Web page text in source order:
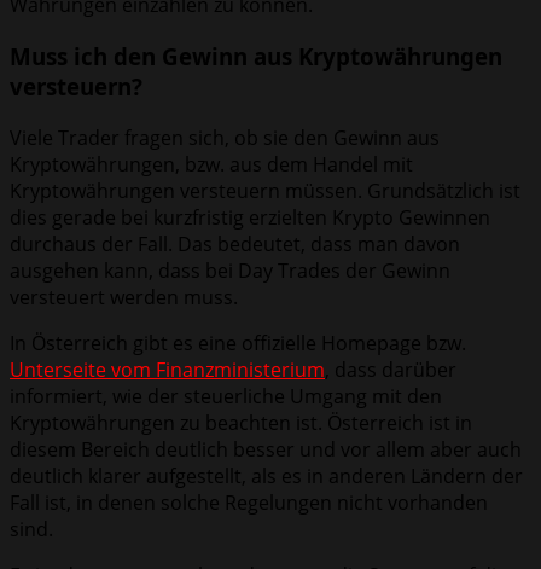
Muss ich den Gewinn aus Kryptowährungen
versteuern?
Viele Trader fragen sich, ob sie den Gewinn aus
Kryptowährungen, bzw. aus dem Handel mit
Kryptowährungen versteuern müssen. Grundsätzlich ist
dies gerade bei kurzfristig erzielten Krypto Gewinnen
durchaus der Fall. Das bedeutet, dass man davon
ausgehen kann, dass bei Day Trades der Gewinn
versteuert werden muss.
In Österreich gibt es eine offizielle Homepage bzw.
Unterseite vom Finanzministerium, dass darüber
informiert, wie der steuerliche Umgang mit den
Kryptowährungen zu beachten ist. Österreich ist in
diesem Bereich deutlich besser und vor allem aber auch
deutlich klarer aufgestellt, als es in anderen Ländern der
Fall ist, in denen solche Regelungen nicht vorhanden
sind.